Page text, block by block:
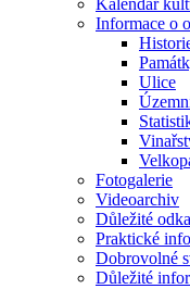
Kalendář
Informace o
Ulice
Fotogalerie
Videoarchiv
Důležité
Praktické
Dobrovolné
Důležité